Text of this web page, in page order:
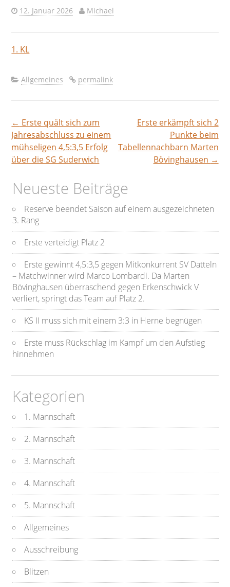
12. Januar 2026 Michael
1. KL
Allgemeines permalink
Beitragsnavigation
← Erste quält sich zum
Jahresabschluss zu einem
mühseligen 4,5:3,5 Erfolg
über die SG Suderwich
Erste erkämpft sich 2
Punkte beim
Tabellennachbarn Marten
Bövinghausen →
Neueste Beiträge
Reserve beendet Saison auf einem ausgezeichneten
3. Rang
Erste verteidigt Platz 2
Erste gewinnt 4,5:3,5 gegen Mitkonkurrent SV Datteln
– Matchwinner wird Marco Lombardi. Da Marten
Bövinghausen überraschend gegen Erkenschwick V
verliert, springt das Team auf Platz 2.
KS II muss sich mit einem 3:3 in Herne begnügen
Erste muss Rückschlag im Kampf um den Aufstieg
hinnehmen
Kategorien
1. Mannschaft
2. Mannschaft
3. Mannschaft
4. Mannschaft
5. Mannschaft
Allgemeines
Ausschreibung
Blitzen